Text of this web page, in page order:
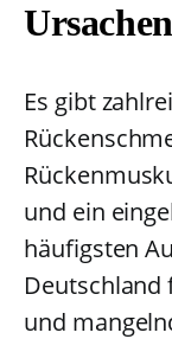
Ursachen
Es gibt
und ein
häufigsten
Deutschland
und